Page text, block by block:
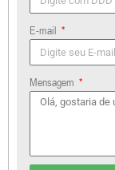
E-mail
Mensagem